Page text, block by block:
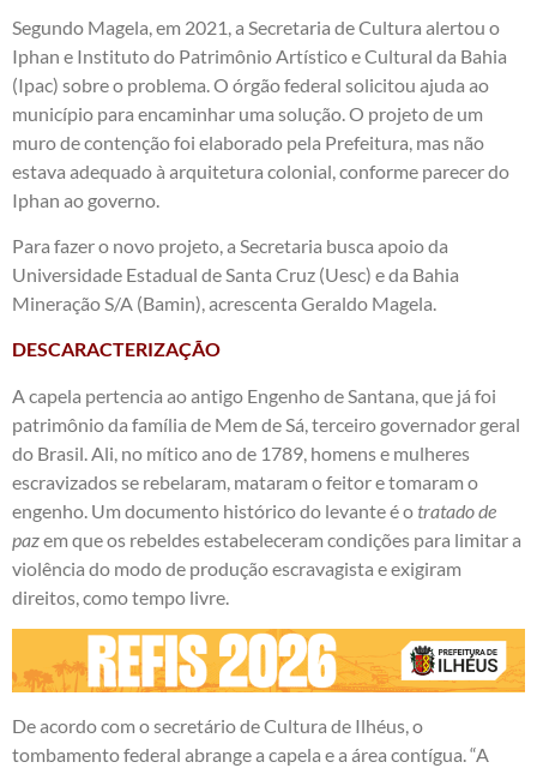
Segundo Magela, em 2021, a Secretaria de Cultura alertou o
Iphan e Instituto do Patrimônio Artístico e Cultural da Bahia
(Ipac) sobre o problema. O órgão federal solicitou ajuda ao
município para encaminhar uma solução. O projeto de um
muro de contenção foi elaborado pela Prefeitura, mas não
estava adequado à arquitetura colonial, conforme parecer do
Iphan ao governo.
Para fazer o novo projeto, a Secretaria busca apoio da
Universidade Estadual de Santa Cruz (Uesc) e da Bahia
Mineração S/A (Bamin), acrescenta Geraldo Magela.
DESCARACTERIZAÇÃO
A capela pertencia ao antigo Engenho de Santana, que já foi
patrimônio da família de Mem de Sá, terceiro governador geral
do Brasil. Ali, no mítico ano de 1789, homens e mulheres
escravizados se rebelaram, mataram o feitor e tomaram o
engenho. Um documento histórico do levante é o tratado de
pazem que os rebeldes estabeleceram condições para limitar a
violência do modo de produção escravagista e exigiram
direitos, como tempo livre.
De acordo com o secretário de Cultura de Ilhéus, o
tombamento federal abrange a capela e a área contígua. “A